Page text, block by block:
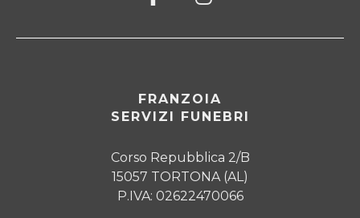
FRANZOIA
SERVIZI FUNEBRI
Corso Repubblica 2/B
15057 TORTONA (AL)
P.IVA: 02622470066